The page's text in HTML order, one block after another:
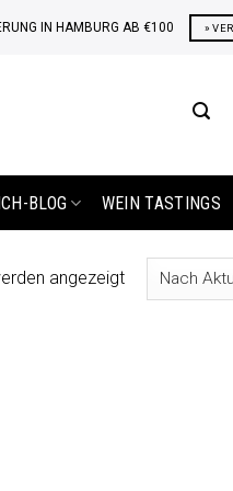
IN HAMBURG AB €100 »
BLOG WEIN TASTINGS
angezeigtNach
Aktualität